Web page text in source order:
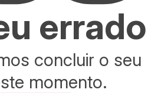
errado
concluir o seu
momento.